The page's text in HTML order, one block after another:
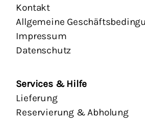
Kontakt
Allgemeine
Impressum
Datenschutz
Services & Hilfe
Lieferung
Reservierung & Abholung